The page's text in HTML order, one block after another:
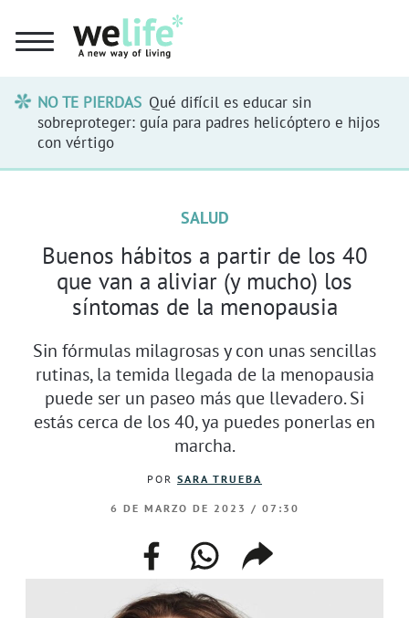
NO TE PIERDAS Qué difícil es educar sin
sobreproteger: guía para padres helicóptero e hijos
con vértigo
SALUD
Buenos hábitos a partir de los 40
que van a aliviar (y mucho) los
síntomas de la menopausia
Sin fórmulas milagrosas y con unas sencillas
rutinas, la temida llegada de la menopausia
puede ser un paseo más que llevadero. Si
estás cerca de los 40, ya puedes ponerlas en
marcha.
POR SARA TRUEBA
6 DE MARZO DE 2023 / 07:30
facebookwhatsappcompartir
enlace